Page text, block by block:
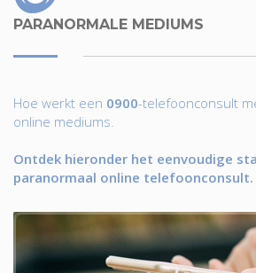
PARANORMALE MEDIUMS
Hoe werkt een 0900-telefoonconsult
online mediums.
Ontdek hieronder het eenvoudige
paranormaal online telefoonconsult.